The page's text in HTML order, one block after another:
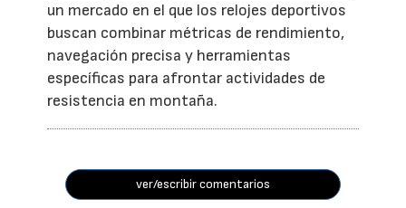
un mercado en el que los relojes deportivos
buscan combinar métricas de rendimiento,
navegación precisa y herramientas
específicas para afrontar actividades de
resistencia en montaña.
ver/escribir comentarios